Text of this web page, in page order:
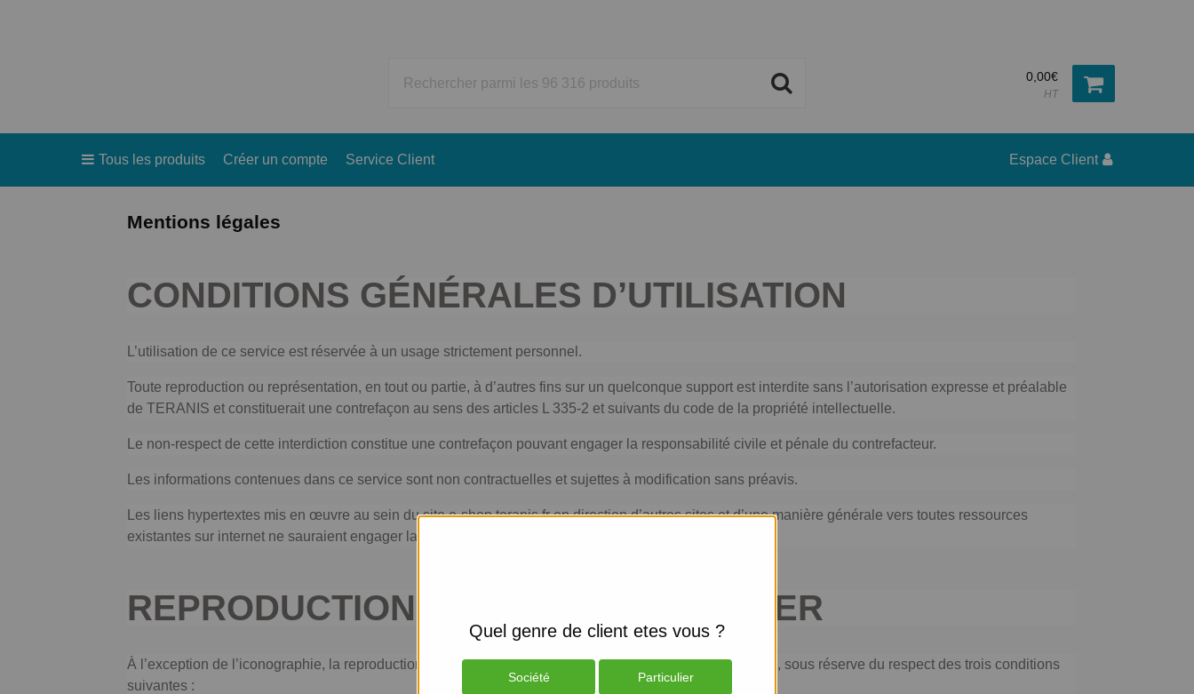
0,00€
HT
Tous les produits Créer un compte Service Client Espace Client
Mentions légales
CONDITIONS GÉNÉRALES D’UTILISATION
L’utilisation de ce service est réservée à un usage strictement personnel.
Toute reproduction ou représentation, en tout ou partie, à d’autres fins sur un quelconque support est interdite sans l’autorisation expresse et préalable
de TERANIS et constituerait une contrefaçon au sens des articles L 335-2 et suivants du code de la propriété intellectuelle.
Le non-respect de cette interdiction constitue une contrefaçon pouvant engager la responsabilité civile et pénale du contrefacteur.
Les informations contenues dans ce service sont non contractuelles et sujettes à modification sans préavis.
Les liens hypertextes mis en œuvre au sein du site e-shop.teranis.fr en direction d’autres sites et d’une manière générale vers toutes ressources
existantes sur internet ne sauraient engager la responsabilité de TERANIS.
REPRODUCTION SUR SUPPORT PAPIER
À l’exception de l’iconographie, la reproduction des pages de ce site sur un support papier est autorisée, sous réserve du respect des trois conditions
suivantes :
Quel genre de client etes vous ?
Société Particulier